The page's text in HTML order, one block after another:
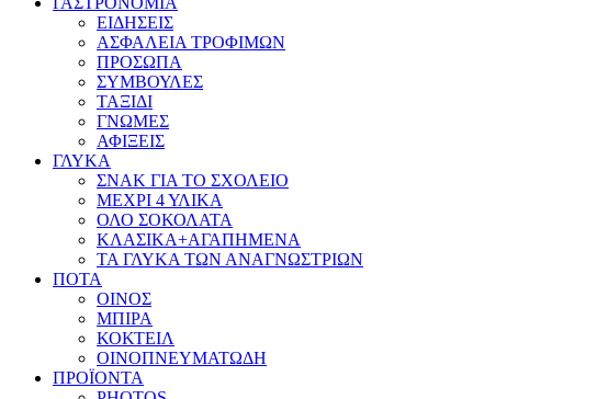
ΕΙΔΗΣΕΙΣ
ΑΣΦΑΛΕΙΑ ΤΡΟΦΙΜΩΝ
ΠΡΟΣΩΠΑ
ΣΥΜΒΟΥΛΕΣ
ΤΑΞΙΔΙ
ΓΝΩΜΕΣ
ΑΦΙΞΕΙΣ
ΓΛΥΚΑ
ΣΝΑΚ ΓΙΑ ΤΟ ΣΧΟΛΕΙΟ
ΜΕΧΡΙ 4 ΥΛΙΚΑ
ΟΛΟ ΣΟΚΟΛΑΤΑ
ΚΛΑΣΙΚΑ+ΑΓΑΠΗΜΕΝΑ
ΤΑ ΓΛΥΚΑ ΤΩΝ ΑΝΑΓΝΩΣΤΡΙΩΝ
ΠΟΤΑ
ΟΙΝΟΣ
ΜΠΙΡΑ
ΚΟΚΤΕΙΛ
ΟΙΝΟΠΝΕΥΜΑΤΩΔΗ
ΠΡΟΪΟΝΤΑ